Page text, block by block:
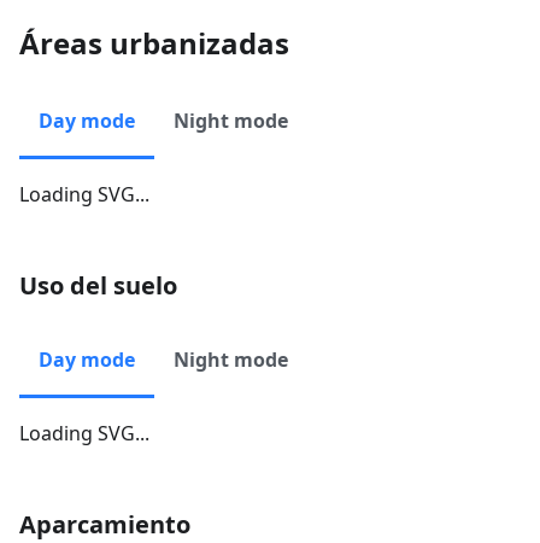
Áreas urbanizadas
Day mode Night mode
Loading SVG...
Uso del suelo
Day mode Night mode
Loading SVG...
Aparcamiento